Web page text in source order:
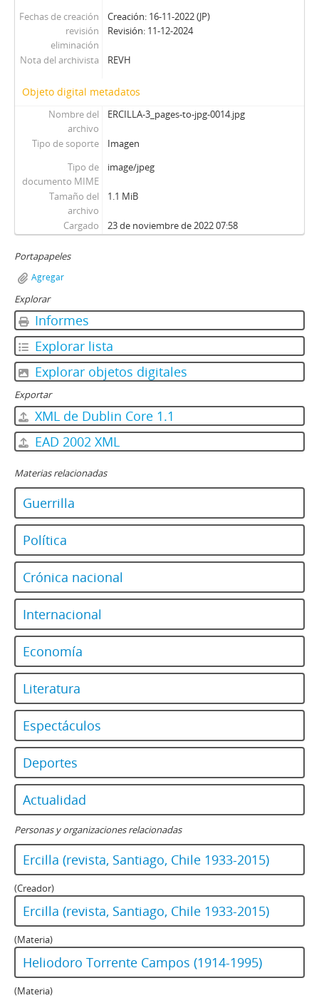
Fechas de creación
revisión
eliminación
Creación: 16-11-2022 (JP)
Revisión: 11-12-2024
Nota del archivista REVH
Objeto digital metadatos
Nombre del
archivo
ERCILLA-3_pages-to-jpg-0014.jpg
Tipo de soporte
Imagen
Tipo de
documento MIME
image/jpeg
Tamaño del
archivo
1.1 MiB
Cargado 23 de noviembre de 2022 07:58
Portapapeles
Agregar
Explorar
Informes
Explorar lista
Explorar objetos digitales
Exportar
XML de Dublin Core 1.1
EAD 2002 XML
Materias relacionadas
Guerrilla
Política
Crónica nacional
Internacional
Economía
Literatura
Espectáculos
Deportes
Actualidad
Personas y organizaciones relacionadas
Ercilla (revista, Santiago, Chile 1933-2015)
(Creador)
Ercilla (revista, Santiago, Chile 1933-2015)
(Materia)
Heliodoro Torrente Campos (1914-1995)
(Materia)